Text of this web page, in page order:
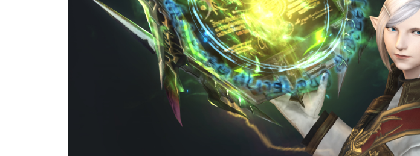
スカート
ミニスカート
ロングスカート
インナーパンツ付きスカート
ショートパンツ